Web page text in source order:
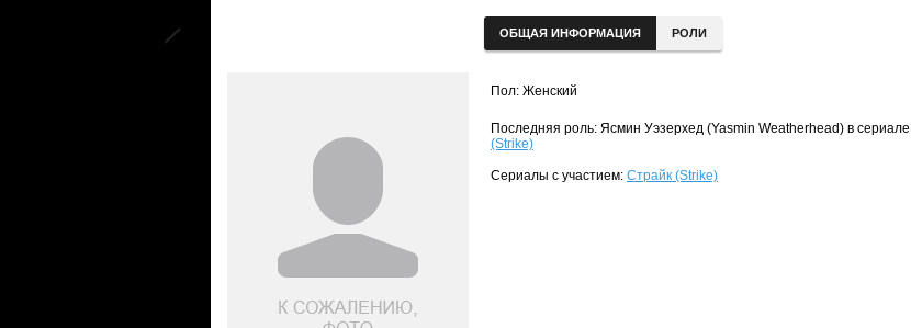
ОБЩАЯ ИНФОРМАЦИЯ РОЛИ
Пол: Женский
Последняя роль: Ясмин Уэзерхед (Yasmin Weatherhead) в сериале
(Strike)
Сериалы с участием: Страйк (Strike)